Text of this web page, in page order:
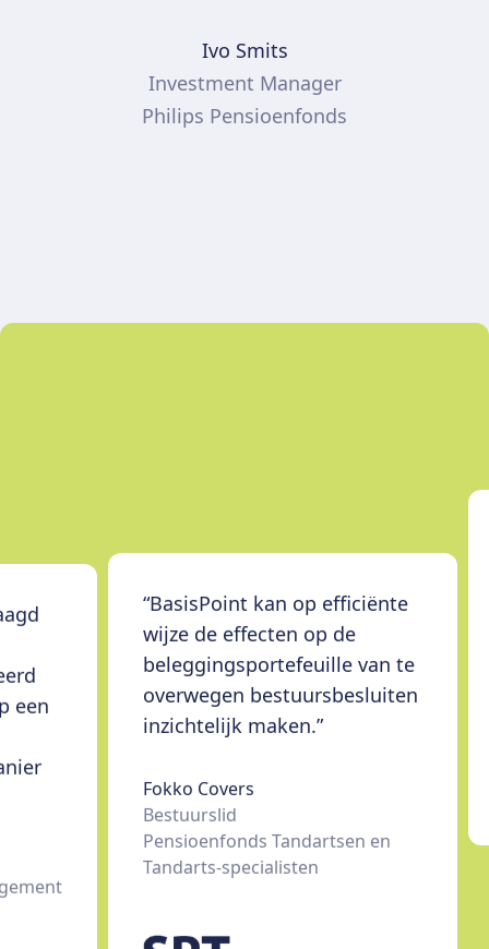
Ivo Smits
Investment Manager
Philips Pensioenfonds
“BasisPoint kan op efficiënte
wijze de effecten op de
beleggingsportefeuille van te
overwegen bestuursbesluiten
inzichtelijk maken.”
Fokko Covers
Bestuurslid
Pensioenfonds Tandartsen en
Tandarts-specialisten